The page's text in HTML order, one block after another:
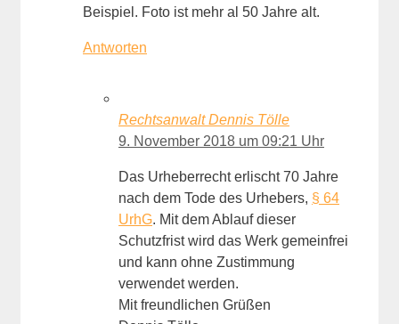
Beispiel. Foto ist mehr al 50 Jahre alt.
Antworten
Rechtsanwalt Dennis Tölle
9. November 2018 um 09:21 Uhr
Das Urheberrecht erlischt 70 Jahre
nach dem Tode des Urhebers, § 64
UrhG. Mit dem Ablauf dieser
Schutzfrist wird das Werk gemeinfrei
und kann ohne Zustimmung
verwendet werden.
Mit freundlichen Grüßen